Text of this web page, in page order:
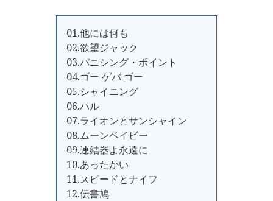
01.他には何も
02.欲望ジャック
03.バニシング・ポイント
04.ゴー ゲバ ゴー
05.シャイニング
06.ハル
07.ライオンとサンシャイン
08.ムーンベイビー
09.連結器よ永遠に
10.あったかい
11.スピードとナイフ
12.伝書鳩